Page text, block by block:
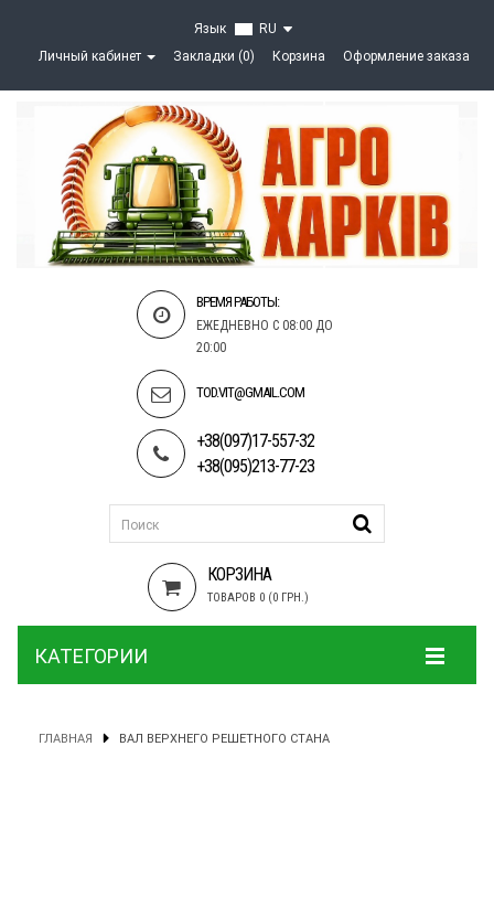
Язык
RU
Личный кабинет
Закладки (0) Корзина Оформление заказа
ВРЕМЯ РАБОТЫ:
ЕЖЕДНЕВНО С 08:00 ДО
20:00
TOD.VIT@GMAIL.COM
+38(097)17-557-32
+38(095)213-77-23
КОРЗИНА
ТОВАРОВ 0 (0 ГРН.)
КАТЕГОРИИ
ГЛАВНАЯ ВАЛ ВЕРХНЕГО РЕШЕТНОГО СТАНА